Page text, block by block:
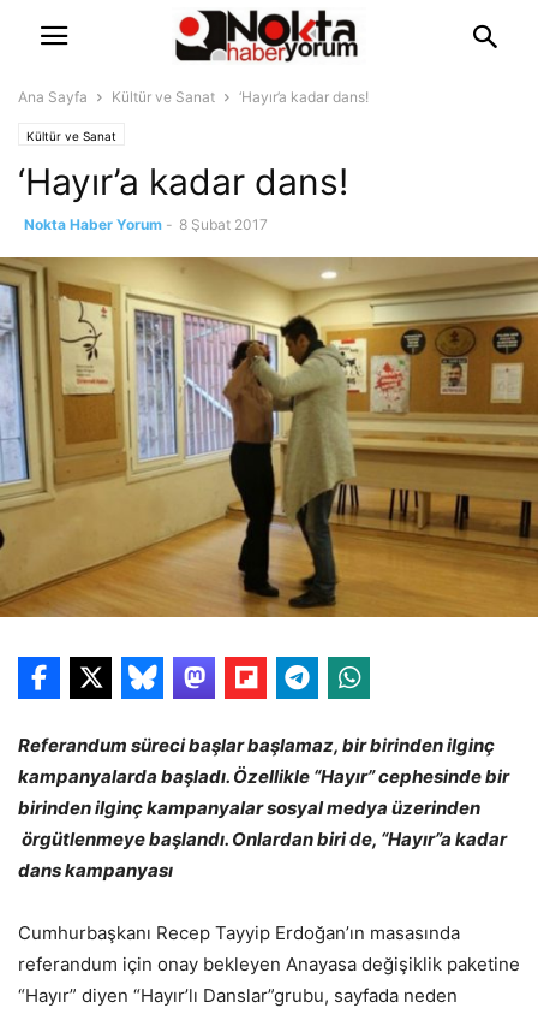
Ana Sayfa Kültür ve Sanat ‘Hayır’a kadar dans!
Kültür ve Sanat
‘Hayır’a kadar dans!
Nokta Haber Yorum - 8 Şubat 2017
Referandum süreci başlar başlamaz, bir birinden ilginç
kampanyalarda başladı. Özellikle “Hayır” cephesinde bir
birinden ilginç kampanyalar sosyal medya üzerinden
örgütlenmeye başlandı. Onlardan biri de, “Hayır”a kadar
dans kampanyası
Cumhurbaşkanı Recep Tayyip Erdoğan’ın masasında
referandum için onay bekleyen Anayasa değişiklik paketine
“Hayır” diyen “Hayır’lı Danslar”grubu, sayfada neden